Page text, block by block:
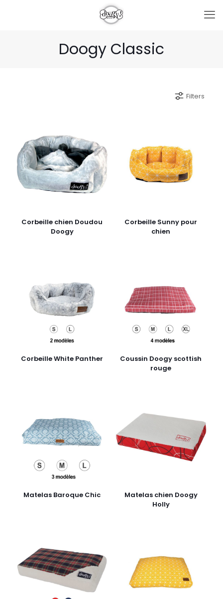
Doogy Classic
Filters
Corbeille chien Doudou
Doogy
Corbeille Sunny pour
chien
Corbeille White Panther
Coussin Doogy scottish
rouge
Matelas Baroque Chic
Matelas chien Doogy
Holly